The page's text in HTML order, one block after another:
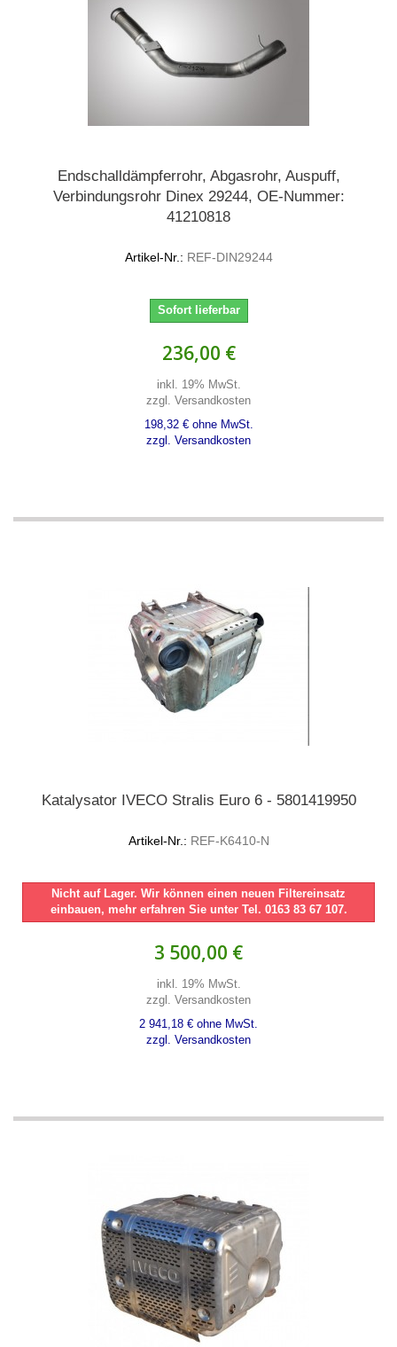
Endschalldämpferrohr, Abgasrohr, Auspuff,
Verbindungsrohr Dinex 29244, OE-Nummer:
41210818
Artikel-Nr.: REF-DIN29244
Sofort lieferbar
236,00 €
inkl. 19% MwSt.
zzgl. Versandkosten
198,32 € ohne MwSt.
zzgl. Versandkosten
Katalysator IVECO Stralis Euro 6 - 5801419950
Artikel-Nr.: REF-K6410-N
Nicht auf Lager. Wir können einen neuen Filtereinsatz
einbauen, mehr erfahren Sie unter Tel. 0163 83 67 107.
3 500,00 €
inkl. 19% MwSt.
zzgl. Versandkosten
2 941,18 € ohne MwSt.
zzgl. Versandkosten